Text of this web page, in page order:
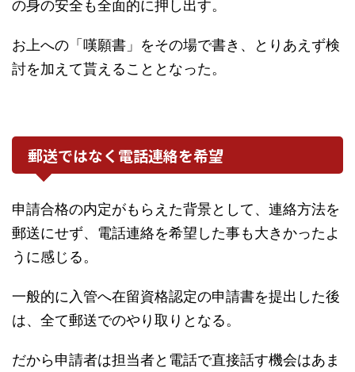
の身の安全も全面的に押し出す。
お上への「嘆願書」をその場で書き、とりあえず検
討を加えて貰えることとなった。
郵送ではなく電話連絡を希望
申請合格の内定がもらえた背景として、連絡方法を
郵送にせず、電話連絡を希望した事も大きかったよ
うに感じる。
一般的に入管へ在留資格認定の申請書を提出した後
は、全て郵送でのやり取りとなる。
だから申請者は担当者と電話で直接話す機会はあま